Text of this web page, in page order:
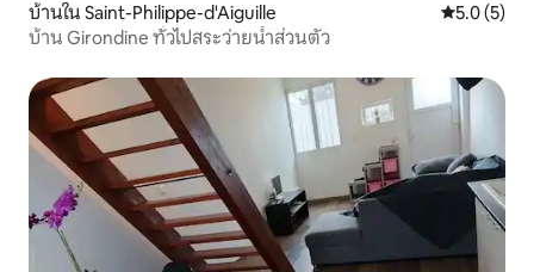
บ้านใน Saint-Philippe-d'Aiguille คะแนนเฉลี่
5.0 (5)
บ้าน Girondine ทั่วไปสระว่ายน้ำส่วนตัว